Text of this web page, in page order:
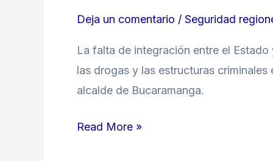
Deja un comentario / Seguridad
La falta de integración entre el
las drogas y las estructuras
alcalde de Bucaramanga.
Beltrán
Read More »